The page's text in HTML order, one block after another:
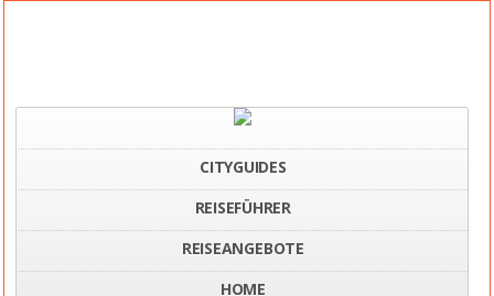
CITYGUIDES
REISEFÜHRER
REISEANGEBOTE
HOME
Deutschland Tourist Information Cottbus